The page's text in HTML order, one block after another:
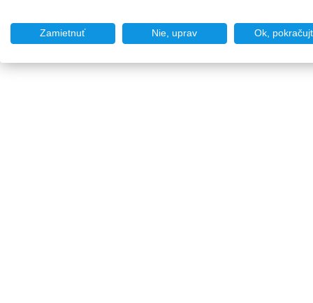
Zamietnuť Nie, uprav Ok,